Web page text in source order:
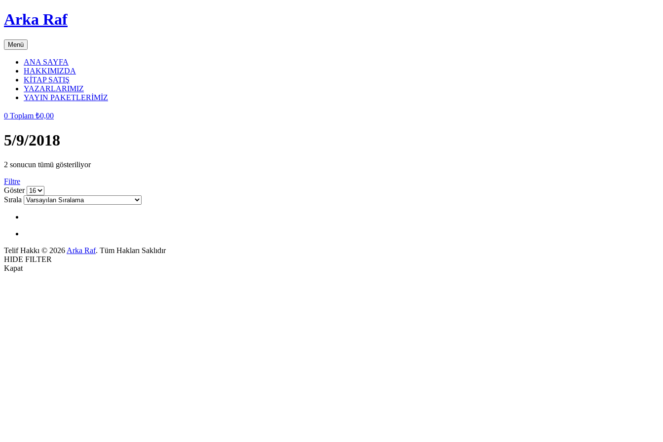
Arka Raf
Menü
ANA SAYFA
HAKKIMIZDA
KİTAP SATIŞ
YAZARLARIMIZ
YAYIN PAKETLERİMİZ
0 Toplam ₺0,00
5/9/2018
2 sonucun tümü gösteriliyor
Filtre
grid
button
list
button
Göster
Sırala
Telif Hakkı © 2026 Arka Raf. Tüm Hakları Saklıdır
HIDE FILTER
Kapat